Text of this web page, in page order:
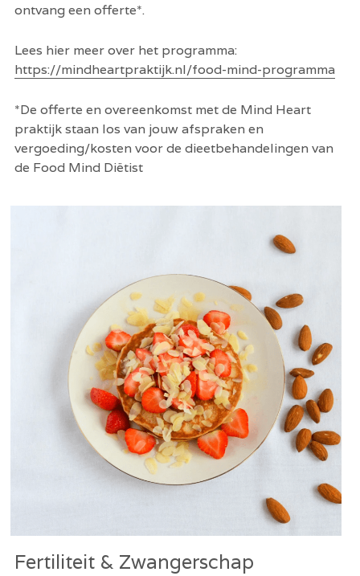
ontvang een offerte*.
https://mindheartpraktijk.nl/food-mind-programma
*De offerte en overeenkomst met de Mind Heart
praktijk staan los van jouw afspraken en
vergoeding/kosten voor de dieetbehandelingen van
de Food Mind Diëtist
Fertiliteit & Zwangerschap